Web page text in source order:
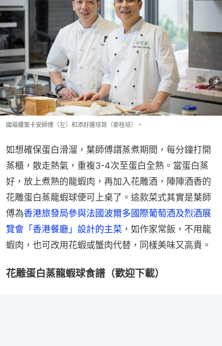
國福樓葉卡安師傅（左）和添好運培哥（麥桂培）。
如想確保蛋白滑溜，葉師傅謂蒸煮期間，每分鐘打開
蒸櫃，散走熱氣，重複3-4次至蛋白全熟。當蛋白蒸
好，放上煮熟的龍蝦肉，再加入花雕酒，陣陣酒香的
花雕蛋白蒸龍蝦球便可上桌了。這款菜式其實是葉師
傅為香港旅發局參與法國波爾多國際葡萄酒及烈酒展
覽會「香港餐廳」設計的主菜 ，如作家常飯，不用龍
蝦肉，也可改用花蝦或蟹肉代替，同樣美味又高貴。
花雕蛋白蒸龍蝦球食譜（歡迎下載）